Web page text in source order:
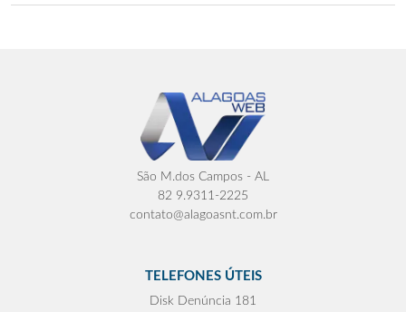
São M.dos Campos - AL
82 9.9311-2225
contato@alagoasnt.com.br
TELEFONES ÚTEIS
Disk Denúncia 181